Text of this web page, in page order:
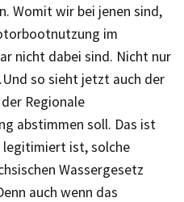
Womit wir bei jenen sind,
im
nicht dabei sind. Nicht nur
so sieht jetzt auch der
Regionale
abstimmen soll. Das ist
legitimiert ist, solche
Wassergesetz
auch wenn das